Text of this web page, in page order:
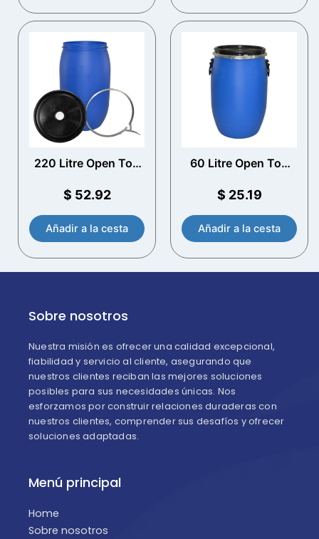
220 Litre Open Top
tapa ventilada
$ 52.92
Añadir a la cesta
60 Litre Open Top
$ 25.19
Añadir a la cesta
Sobre nosotros
Nuestra misión es ofrecer una calidad excepcional,
fiabilidad y servicio al cliente, asegurando que
nuestros clientes reciban las mejores soluciones
posibles para sus necesidades únicas. Nos
esforzamos por construir relaciones duraderas con
nuestros clientes, comprender sus desafíos y ofrecer
soluciones adaptadas.
Menú principal
Home
Sobre nosotros